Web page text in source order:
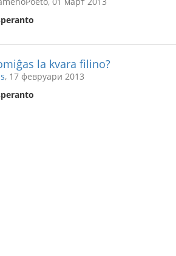
la kvara filino?
, 17 февруари 2013